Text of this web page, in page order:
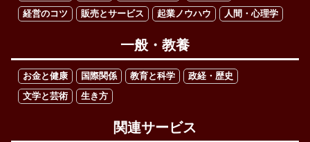
経営のコツ
販売とサービス 起業ノウハウ 人間・心理学
一般・教養
お金と健康 国際関係 教育と科学
政経・歴史
文学と芸術
生き方
関連サービス